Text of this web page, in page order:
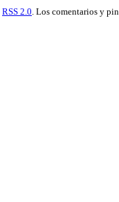
RSS 2.0 . Los comentarios y